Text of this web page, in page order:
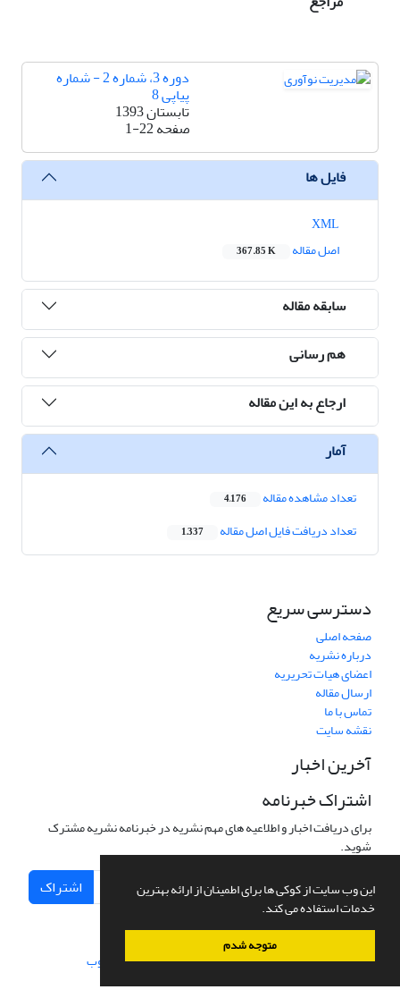
این وب سایت از کوکی ها برای اطمینان از ارائه بهترین
خدمات استفاده می کند.
متوجه شدم
دوره 3، شماره 2 - شماره
پیاپی 8
تابستان 1393
صفحه1-22
فایل ها
اصل مقاله
367.85 K
سابقه مقاله
هم رسانی
ارجاع به این مقاله
آمار
تعداد مشاهده مقاله 4,176
تعداد دریافت فایل اصل مقاله 1,337
دسترسی سریع
صفحه اصلی
درباره نشریه
اعضای هیات تحریریه
ارسال مقاله
تماس با ما
نقشه سایت
آخرین اخبار
اشتراک خبرنامه
برای دریافت اخبار و اطلاعیه های مهم نشریه در خبرنامه نشریه مشترک
شوید.
اشتراک
سامانه مدیریت نشریات علمی.طراحی و پیاده سازی از سیناوب